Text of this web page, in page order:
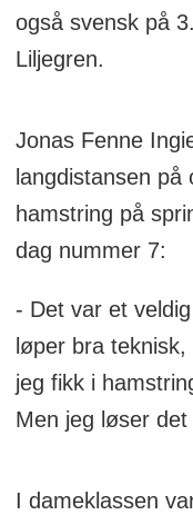
også svensk på
Liljegren.
Jonas Fenne
langdistansen
hamstring på
dag nummer 7:
- Det var et
løper bra
jeg fikk i
Men jeg løser
I dameklassen